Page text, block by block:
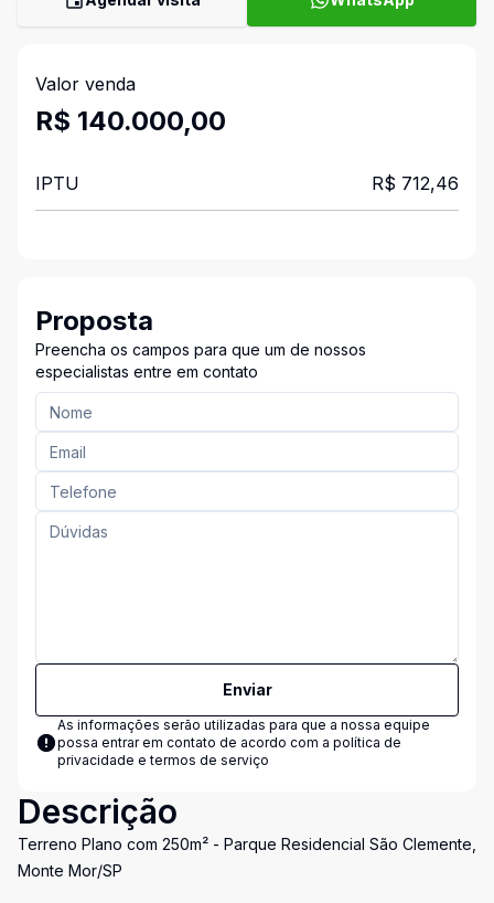
Valor venda
R$ 140.000,00
IPTU R$ 712,46
Proposta
Preencha os campos para que um de nossos
especialistas entre em contato
Enviar
As informações serão utilizadas para que a nossa equipe
possa entrar em contato de acordo com a política de
privacidade e termos de serviço
Descrição
Terreno Plano com 250m² - Parque Residencial São Clemente,
Monte Mor/SP